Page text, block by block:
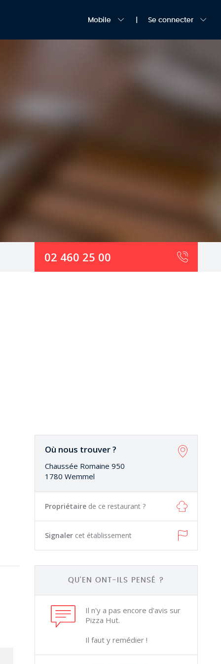
Mobile Se connecter
02 460 25 00
Où nous trouver ?
Chaussée Romaine 950
1780 Wemmel
Propriétaire de ce restaurant ?
Signaler cet établissement
QU'EN ONT-ILS PENSÉ ?
Il n'y a pas encore d'avis sur
Pizza Hut.
Il faut y remédier !